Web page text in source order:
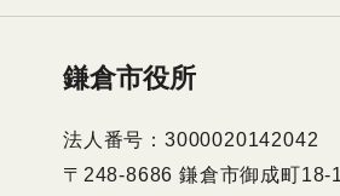
鎌倉市役所
法人番号：3000020142042
〒248-8686 鎌倉市御成町18-